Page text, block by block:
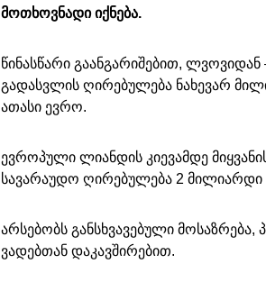
მოთხოვნადი იქნება.
წინასწარი გაანგარიშებით,
გადასვლის ღირებულება ნახევარ
ათასი ევრო.
ევროპული ლიანდის კიევამდე
სავარაუდო ღირებულება 2 მილიარდი
არსებობს განსხვავებული
ვადებთან დაკავშირებით.